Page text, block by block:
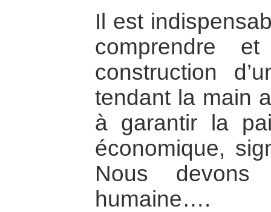
Il est
comprendre
construction
tendant la main
à garantir la
économique,
Nous
humaine….